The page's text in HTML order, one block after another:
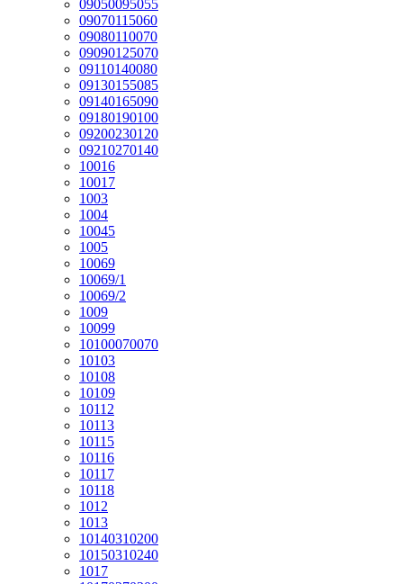
09050095055
09070115060
09080110070
09090125070
09110140080
09130155085
09140165090
09180190100
09200230120
09210270140
10016
10017
1003
1004
10045
1005
10069
10069/1
10069/2
1009
10099
10100070070
10103
10108
10109
10112
10113
10115
10116
10117
10118
1012
1013
10140310200
10150310240
1017